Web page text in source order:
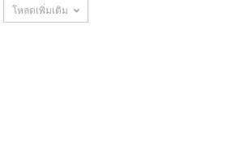
โหลดเพิ่มเติม